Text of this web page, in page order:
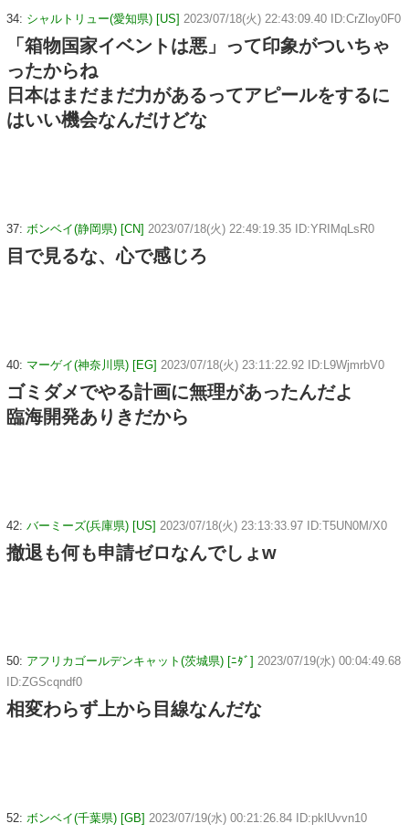
34: シャルトリュー(愛知県) [US] 2023/07/18(火) 22:43:09.40 ID:CrZloy0F0
「箱物国家イベントは悪」って印象がついちゃ
ったからね
日本はまだまだ力があるってアピールをするに
はいい機会なんだけどな
37: ボンベイ(静岡県) [CN] 2023/07/18(火) 22:49:19.35 ID:YRIMqLsR0
目で見るな、心で感じろ
40: マーゲイ(神奈川県) [EG] 2023/07/18(火) 23:11:22.92 ID:L9WjmrbV0
ゴミダメでやる計画に無理があったんだよ
臨海開発ありきだから
42: バーミーズ(兵庫県) [US] 2023/07/18(火) 23:13:33.97 ID:T5UN0M/X0
撤退も何も申請ゼロなんでしょw
50: アフリカゴールデンキャット(茨城県) [ﾆﾀﾞ] 2023/07/19(水) 00:04:49.68
ID:ZGScqndf0
相変わらず上から目線なんだな
52: ボンベイ(千葉県) [GB] 2023/07/19(水) 00:21:26.84 ID:pklUvvn10